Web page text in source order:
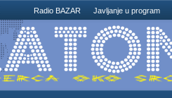
Radio BAZAR Javljanje u program